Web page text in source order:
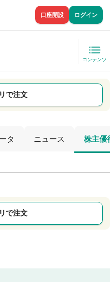
口座開設 ログイン
コンテンツ
で注文
タ ニュース 株主優
で注文